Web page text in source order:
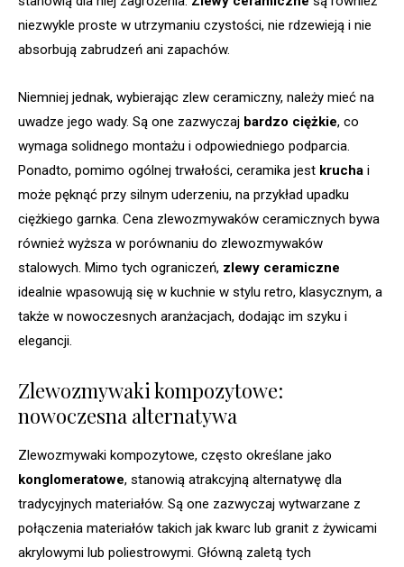
niezwykle proste w utrzymaniu czystości, nie rdzewieją i nie
absorbują zabrudzeń ani zapachów.
Niemniej jednak, wybierając zlew ceramiczny, należy mieć na
uwadze jego wady. Są one zazwyczaj bardzo ciężkie, co
wymaga solidnego montażu i odpowiedniego podparcia.
Ponadto, pomimo ogólnej trwałości, ceramika jest krucha i
może pęknąć przy silnym uderzeniu, na przykład upadku
ciężkiego garnka. Cena zlewozmywaków ceramicznych bywa
również wyższa w porównaniu do zlewozmywaków
stalowych. Mimo tych ograniczeń, zlewy ceramiczne
idealnie wpasowują się w kuchnie w stylu retro, klasycznym, a
także w nowoczesnych aranżacjach, dodając im szyku i
elegancji.
Zlewozmywaki kompozytowe:
nowoczesna alternatywa
Zlewozmywaki kompozytowe, często określane jako
konglomeratowe, stanowią atrakcyjną alternatywę dla
tradycyjnych materiałów. Są one zazwyczaj wytwarzane z
połączenia materiałów takich jak kwarc lub granit z żywicami
akrylowymi lub poliestrowymi. Główną zaletą tych